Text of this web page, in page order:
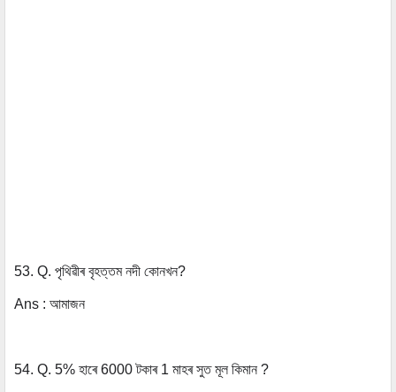
53. Q. পৃথিৱীৰ বৃহত্তম নদী কোনখন?
Ans : আমাজন
54. Q. 5% হাৰে 6000 টকাৰ 1 মাহৰ সুত মূল কিমান ?